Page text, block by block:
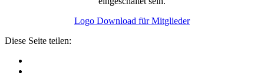
Logo Download für Mitglieder
Diese Seite teilen: